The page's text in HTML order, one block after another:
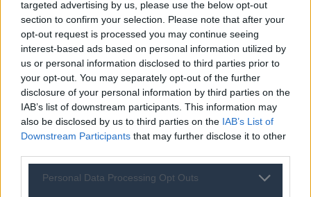
targeted advertising by us, please use the below opt-out
section to confirm your selection. Please note that after your
opt-out request is processed you may continue seeing
interest-based ads based on personal information utilized by
us or personal information disclosed to third parties prior to
your opt-out. You may separately opt-out of the further
disclosure of your personal information by third parties on the
IAB’s list of downstream participants. This information may
also be disclosed by us to third parties on the IAB’s List of
Downstream Participants that may further disclose it to other
Personal Data Processing Opt Outs
Ποιος είναι ο ΣΕΠΕ
Καταστατικό
Κώδικας Δεοντολογίας
Κανονισμός Διαιτησίας
Διοικητικό Συμβούλιο/
Αιρετά Όργανα
Διοικητικό Προσωπικό &
Συνεργάτες
Επιχειρήσεις - Μέλη
Εγγραφή Νέου Μέλους
Προνόμια Μελών